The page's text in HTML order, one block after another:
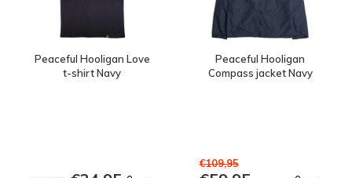
Peaceful Hooligan Love
t-shirt Navy
Peaceful Hooligan
Compass jacket Navy
€109,95